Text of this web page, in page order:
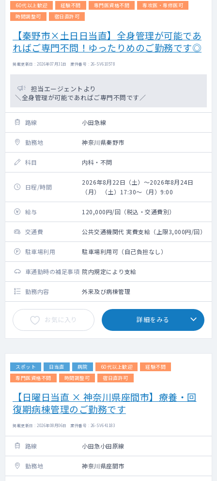
60代以上歓迎
経験不問 専門医資格不問
専攻医・専修医可
時間調整可
宿日直許可
【秦野市×土日日当直】全身管理が可能であ
ればご専門不問！ゆったりめのご勤務です◎
掲載更新日 : 2026年07月31日 案件番号 : 26-SV610578
担当エージェントより
＼全身管理が可能であればご専門不問です／
路線 小田急線
勤務地 神奈川県秦野市
科目 内科・不問
日程/時間
2026年8月22日（土）～2026年8月24日
（月） （土）17:30～（月）9:00
給与 120,000円/回（税込・交通費別）
交通費 公共交通機関代 実費支給（上限3,000円/回）
駐車場利用 駐車場利用可（自己負担なし）
車通勤時の補足事項 院内規定により支給
勤務内容 外来及び病棟管理
お気に入り 詳細をみる
スポット 日当直 病院 60代以上歓迎
経験不問
専門医資格不問
時間調整可 宿日直許可
【日曜日当直 × 神奈川県座間市】療養・回
復期病棟管理のご勤務です
掲載更新日 : 2026年08月06日 案件番号 : 26-SV641183
路線 小田急小田原線
勤務地 神奈川県座間市